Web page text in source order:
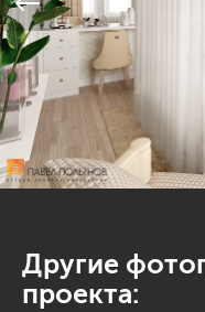
Другие
проекта: